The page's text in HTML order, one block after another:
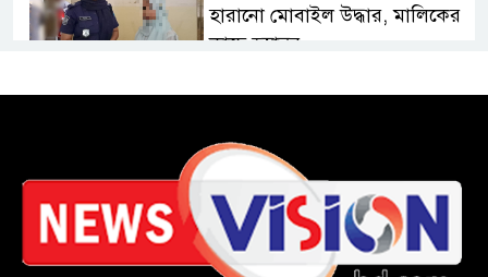
হারানো মোবাইল উদ্ধার, মালিকের
কাছে হস্তান্তর
চকরিয়ায় বন্যা-পাহাড়ধসে
চকরিয়ায় আবাসিক হোটেলে
পুলিশের অভিযান, গ্রেপ্তার-৩